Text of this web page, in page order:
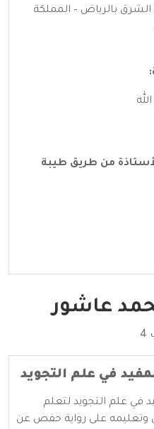
بالرياض – المملكة
من طريق طيبة
عاشور
في علم التجويد
في علم التجويد لتعلم
وتعليمه على رواية حفص عن